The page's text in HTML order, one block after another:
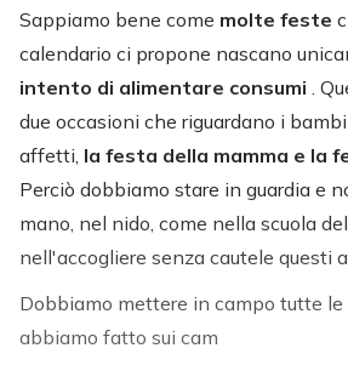
Sappiamo bene come molte feste
calendario ci propone nascano
intento di alimentare consumi .
due occasioni che riguardano i
affetti, la festa della mamma e la
Perciò dobbiamo stare in guardia e
mano, nel nido, come nella scuola
nell'accogliere senza cautele questi
Dobbiamo mettere in campo tutte le
abbiamo fatto sui cam